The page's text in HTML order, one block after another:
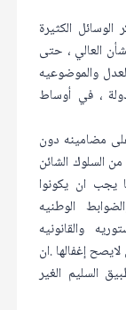
الكثيرة
العالي ، حتى
والموضوعيه
، في أوساط
مضامينه دون
السلوك الشائن
يجب ان يكونوا
الوطنيه
والقانونيه
إغفالها .ان
السليم الغير